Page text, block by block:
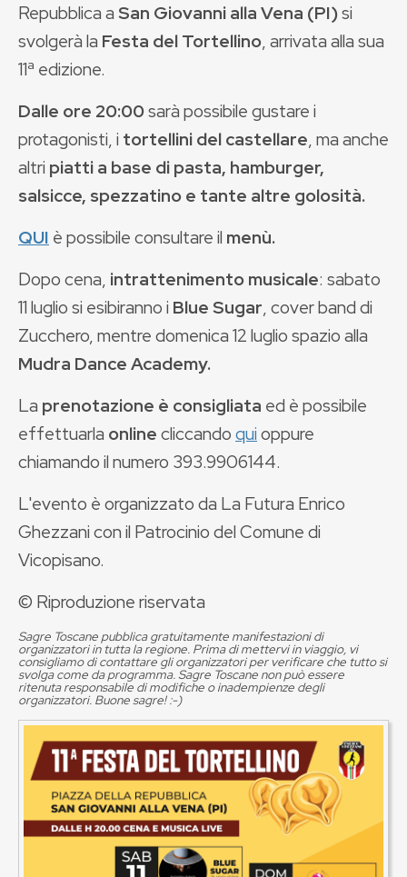
Repubblica aSan Giovanni alla Vena (PI)si
svolgerà la Festa del Tortellino, arrivata alla sua
11ª edizione.
Dalle ore 20:00sarà possibile gustare i
protagonisti, i tortellini del castellare, ma anche
altri piatti a base di pasta, hamburger,
salsicce, spezzatino e tante altre golosità.
QUI è possibile consultare il menù.
Dopo cena, intrattenimento musicale: sabato
11 luglio si esibiranno i Blue Sugar, cover band di
Zucchero, mentre domenica 12 luglio spazio alla
Mudra Dance Academy.
La prenotazione è consigliata ed è possibile
effettuarla onlinecliccandoquioppure
chiamando il numero 393.9906144.
L'evento è organizzato da La Futura Enrico
Ghezzani con il Patrocinio del Comune di
Vicopisano.
© Riproduzione riservata
Sagre Toscane pubblica gratuitamente manifestazioni di
organizzatori in tutta la regione. Prima di mettervi in viaggio, vi
consigliamo di contattare gli organizzatori per verificare che tutto si
svolga come da programma. Sagre Toscane non può essere
ritenuta responsabile di modifiche o inadempienze degli
organizzatori. Buone sagre! :-)